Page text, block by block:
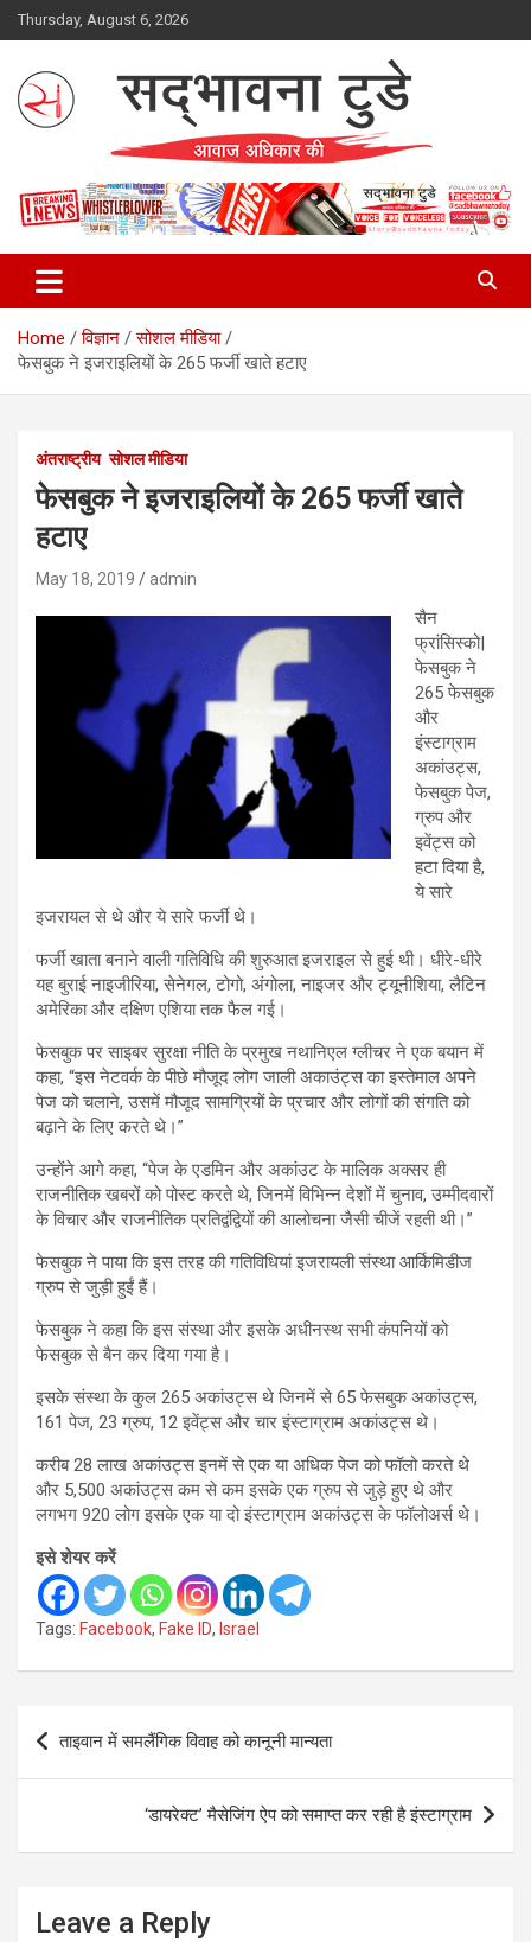
Skip
to
Thursday, August 6, 2026
Sadbhawna Today
Home विज्ञान
सोशल मीडिया
फेसबुक ने इजराइलियों के 265 फर्जी खाते हटाए
अंतराष्ट्रीय सोशल मीडिया
फेसबुक ने इजराइलियों के 265 फर्जी खाते
हटाए
May 18, 2019 admin
सैन
फ्रांसिस्को|
फेसबुक ने
265 फेसबुक
और
इंस्टाग्राम
अकांउट्स,
फेसबुक पेज,
ग्रुप और
इवेंट्स को
हटा दिया है,
ये सारे
इजरायल से थे और ये सारे फर्जी थे।
फर्जी खाता बनाने वाली गतिविधि की शुरुआत इजराइल से हुई थी। धीरे-धीरे
यह बुराई नाइजीरिया, सेनेगल, टोगो, अंगोला, नाइजर और ट्यूनीशिया, लैटिन
अमेरिका और दक्षिण एशिया तक फैल गई।
फेसबुक पर साइबर सुरक्षा नीति के प्रमुख नथानिएल ग्लीचर ने एक बयान में
कहा, “इस नेटवर्क के पीछे मौजूद लोग जाली अकाउंट्स का इस्तेमाल अपने
पेज को चलाने, उसमें मौजूद सामग्रियों के प्रचार और लोगों की संगति को
बढ़ाने के लिए करते थे।”
उन्होंने आगे कहा, “पेज के एडमिन और अकांउट के मालिक अक्सर ही
राजनीतिक खबरों को पोस्ट करते थे, जिनमें विभिन्न देशों में चुनाव, उम्मीदवारों
के विचार और राजनीतिक प्रतिद्वंद्वियों की आलोचना जैसी चीजें रहती थी।”
फेसबुक ने पाया कि इस तरह की गतिविधियां इजरायली संस्था आर्किमिडीज
ग्रुप से जुड़ी हुईं हैं।
फेसबुक ने कहा कि इस संस्था और इसके अधीनस्थ सभी कंपनियों को
फेसबुक से बैन कर दिया गया है।
इसके संस्था के कुल 265 अकांउट्स थे जिनमें से 65 फेसबुक अकांउट्स,
161 पेज, 23 ग्रुप, 12 इवेंट्स और चार इंस्टाग्राम अकांउट्स थे।
करीब 28 लाख अकांउट्स इनमें से एक या अधिक पेज को फॉलो करते थे
और 5,500 अकांउट्स कम से कम इसके एक ग्रुप से जुड़े हुए थे और
लगभग 920 लोग इसके एक या दो इंस्टाग्राम अकांउट्स के फॉलोअर्स थे।
इसे शेयर करें
Tags: Facebook, Fake ID, Israel
Post
navigation
ताइवान में समलैंगिक विवाह को कानूनी मान्यता
‘डायरेक्ट’ मैसेजिंग ऐप को समाप्त कर रही है इंस्टाग्राम
Leave a Reply